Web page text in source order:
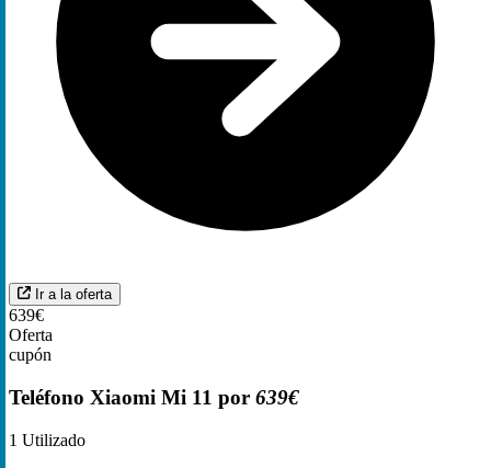
Ir a la oferta
639€
Oferta
cupón
Teléfono Xiaomi Mi 11 por 639€
1 Utilizado